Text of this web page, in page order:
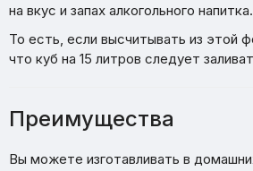
на вкус и запах алкогольного напитка.
То есть, если высчитывать из этой
что куб на 15 литров следует
Преимущества
Вы можете изготавливать в